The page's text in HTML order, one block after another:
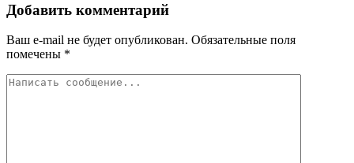
Добавить комментарий
Ваш e-mail не будет опубликован. Обязательные поля
помечены *